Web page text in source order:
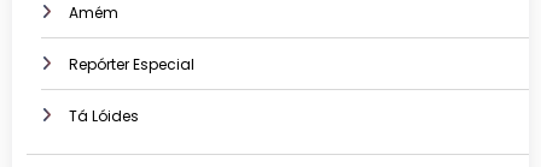
Amém
Repórter Especial
Tá Lóides